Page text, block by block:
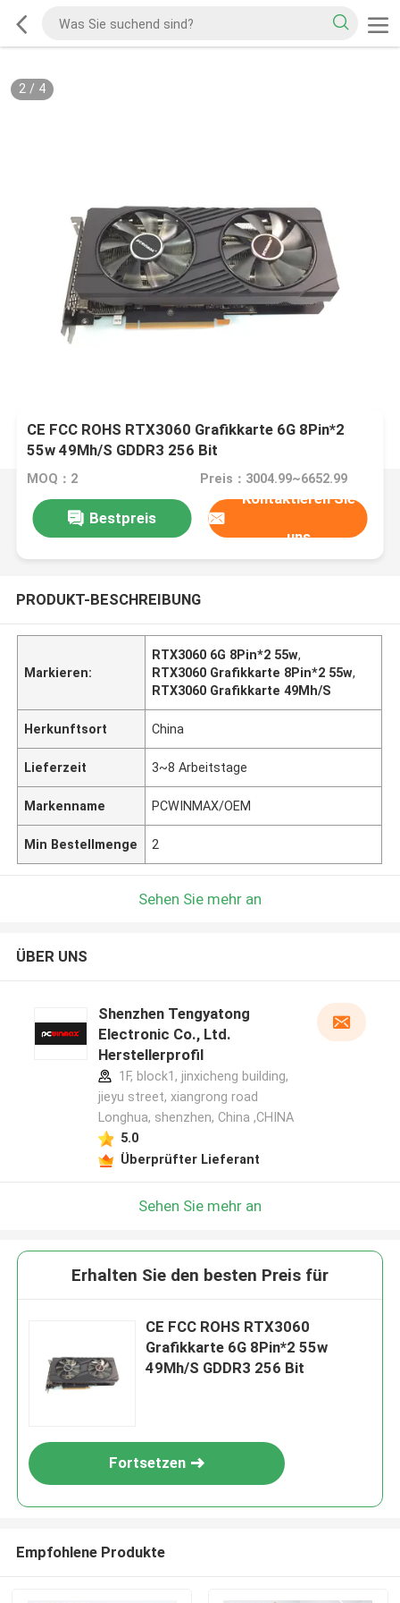
2/ 4
CE FCC ROHS RTX3060 Grafikkarte 6G 8Pin*2
55w 49Mh/S GDDR3 256 Bit
MOQ：2 Preis：3004.99~6652.99
Bestpreis
Kontaktieren Sie
uns
PRODUKT-BESCHREIBUNG
Markieren:
RTX3060 6G 8Pin*2 55w,
RTX3060 Grafikkarte 8Pin*2 55w,
RTX3060 Grafikkarte 49Mh/S
Herkunftsort China
Lieferzeit 3~8 Arbeitstage
Markenname PCWINMAX/OEM
Min Bestellmenge 2
Sehen Sie mehr an
ÜBER UNS
Shenzhen Tengyatong
Electronic Co., Ltd.
Herstellerprofil
1F, block1, jinxicheng building,
jieyu street, xiangrong road
Longhua, shenzhen, China ,CHINA
5.0
Überprüfter Lieferant
Sehen Sie mehr an
Erhalten Sie den besten Preis für
CE FCC ROHS RTX3060
Grafikkarte 6G 8Pin*2 55w
49Mh/S GDDR3 256 Bit
Fortsetzen
Empfohlene Produkte